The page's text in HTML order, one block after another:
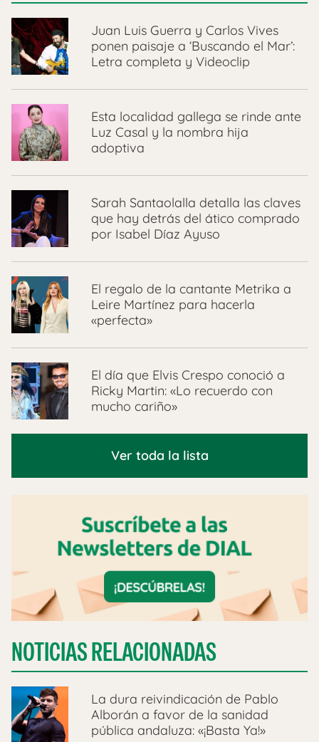
Juan Luis Guerra y Carlos Vives
ponen paisaje a ‘Buscando el Mar’:
Letra completa y Videoclip
Esta localidad gallega se rinde ante
Luz Casal y la nombra hija
adoptiva
Sarah Santaolalla detalla las claves
que hay detrás del ático comprado
por Isabel Díaz Ayuso
El regalo de la cantante Metrika a
Leire Martínez para hacerla
«perfecta»
El día que Elvis Crespo conoció a
Ricky Martin: «Lo recuerdo con
mucho cariño»
Ver toda la lista
NOTICIAS RELACIONADAS
La dura reivindicación de Pablo
Alborán a favor de la sanidad
pública andaluza: «¡Basta Ya!»